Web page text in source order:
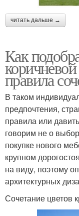
читать дальше →
Как
правила
В таком
предпочтения,
правила или
говорим не о
покупке нового
крупном
на виду, поэтому
архитектурных
Сочетание цветов